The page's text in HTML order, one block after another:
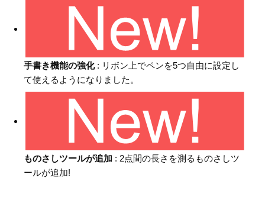
手書き機能の強化: リボン上でペンを5つ自由に設定し
て使えるようになりました。
ものさしツールが追加 : 2点間の長さを測るものさしツ
ールが追加!